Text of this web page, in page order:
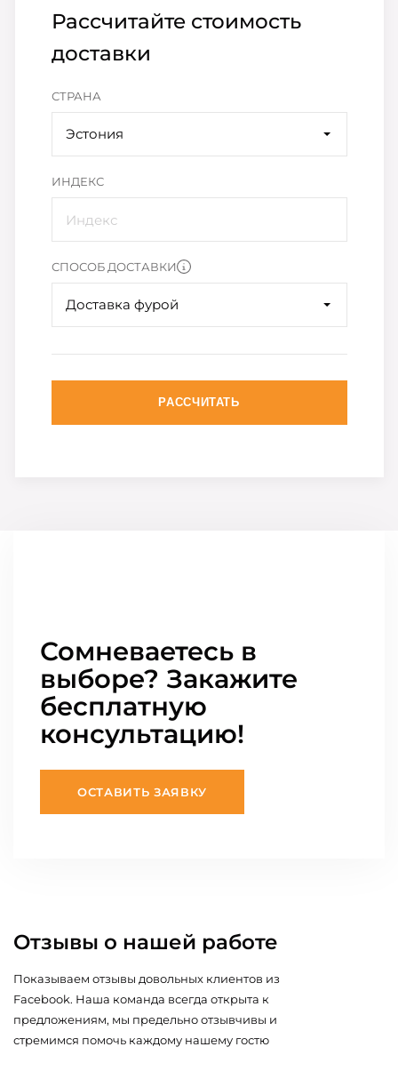
Рассчитайте стоимость
доставки
СТРАНА
Эстония
ИНДЕКС
СПОСОБ ДОСТАВКИ
Доставка фурой
РАССЧИТАТЬ
Сомневаетесь в
выборе? Закажите
бесплатную
консультацию!
ОСТАВИТЬ ЗАЯВКУ
Отзывы о нашей работе
Показываем отзывы довольных клиентов из
Facebook. Наша команда всегда открыта к
предложениям, мы предельно отзывчивы и
стремимся помочь каждому нашему гостю